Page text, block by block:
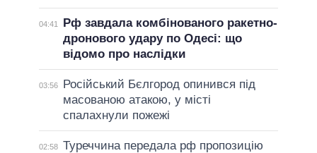
04:41
Рф завдала комбінованого ракетно-
дронового удару по Одесі: що
відомо про наслідки
03:56
Російський Бєлгород опинився під
масованою атакою, у місті
спалахнули пожежі
02:58 Туреччина передала рф пропозицію